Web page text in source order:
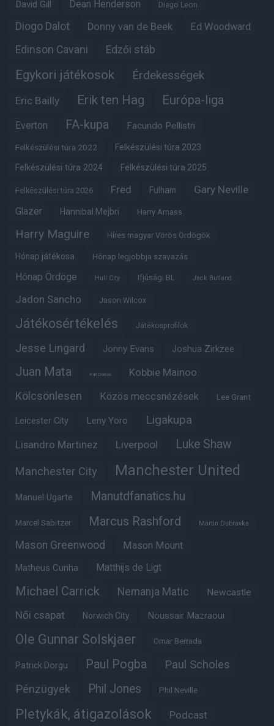
David Gill Dean Henderson Diego Leon
Diogo Dalot Donny van de Beek Ed Woodward
Edinson Cavani Edzői stáb
Egykori játékosok Érdekességek
Eric Bailly Erik ten Hag Európa-liga
Everton FA-kupa Facundo Pellistri
Felkészülési túra 2022 Felkészülési túra 2023
Felkészülési túra 2024 Felkészülési túra 2025
Felkészülési túra 2026 Fred Fulham Gary Neville
Glazer Hannibal Mejbri Harry Amass
Harry Maguire Híres magyar Vörös Ördögök
Hónap játékosa Hónap legjobbja szavazás
Hónap Ördöge Hull City Ifjúsági BL Jack Butland
Jadon Sancho Jason Wilcox
Játékosértékelés Játékosprofilok
Jesse Lingard Jonny Evans Joshua Zirkzee
Juan Mata Karl Darlow Kobbie Mainoo
Kölcsönlesen Közös meccsnézések Lee Grant
Leicester City Leny Yoro Ligakupa
Lisandro Martinez Liverpool Luke Shaw
Manchester City Manchester United
Manuel Ugarte Manutdfanatics.hu
Marcel Sabitzer Marcus Rashford Martin Dubravka
Mason Greenwood Mason Mount
Matheus Cunha Matthijs de Ligt
Michael Carrick Nemanja Matic Newcastle
Női csapat Norwich City Noussair Mazraoui
Ole Gunnar Solskjaer Omar Berrada
Patrick Dorgu Paul Pogba Paul Scholes
Pénzügyek Phil Jones Phil Neville
Pletykák, átigazolások Podcast